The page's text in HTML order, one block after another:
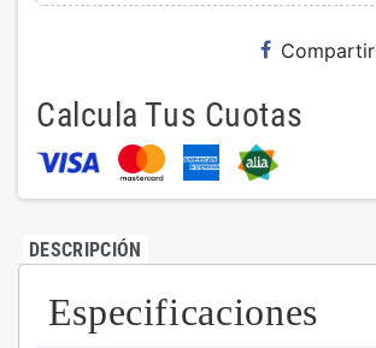
Compartir
Calcula Tus Cuotas
DESCRIPCIÓN
Especificaciones